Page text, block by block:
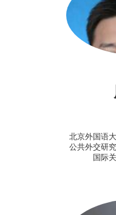
北京外国语
公共外交研
国际